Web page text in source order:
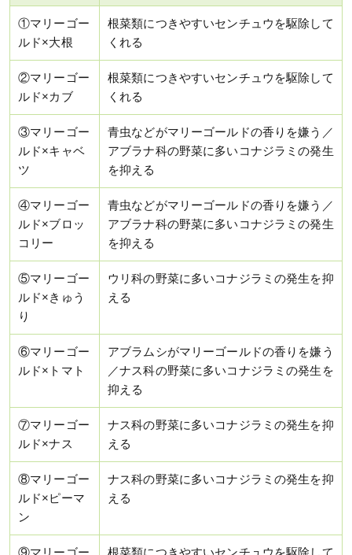
①マリーゴー
ルド×大根
根菜類につきやすいセンチュウを駆除して
くれる
②マリーゴー
ルド×カブ
根菜類につきやすいセンチュウを駆除して
くれる
③マリーゴー
ルド×キャベ
ツ
青虫などがマリーゴールドの香りを嫌う／
アブラナ科の野菜に多いコナジラミの発生
を抑える
④マリーゴー
ルド×ブロッ
コリー
青虫などがマリーゴールドの香りを嫌う／
アブラナ科の野菜に多いコナジラミの発生
を抑える
⑤マリーゴー
ルド×きゅう
り
ウリ科の野菜に多いコナジラミの発生を抑
える
⑥マリーゴー
ルド×トマト
アブラムシがマリーゴールドの香りを嫌う
／ナス科の野菜に多いコナジラミの発生を
抑える
⑦マリーゴー
ルド×ナス
ナス科の野菜に多いコナジラミの発生を抑
える
⑧マリーゴー
ルド×ピーマ
ン
ナス科の野菜に多いコナジラミの発生を抑
える
⑨マリーゴー
根菜類につきやすいセンチュウを駆除して